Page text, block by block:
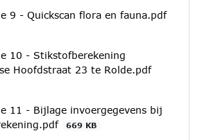
9 - Quickscan flora en fauna.pdf
10 - Stikstofberekening
Hoofdstraat 23 te Rolde.pdf
11 - Bijlage invoergegevens bij
669 KB